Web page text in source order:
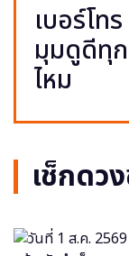
เบอร์โท
มุมดูดีทุ
ไหม
เช็กดว